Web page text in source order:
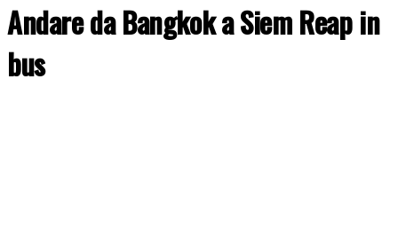
Andare da Bangkok a Siem Reap in
bus